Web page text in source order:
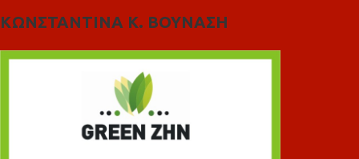
ΚΩΝΣΤΑΝΤΙΝΑ Κ. ΒΟΥΝΑΣΗ